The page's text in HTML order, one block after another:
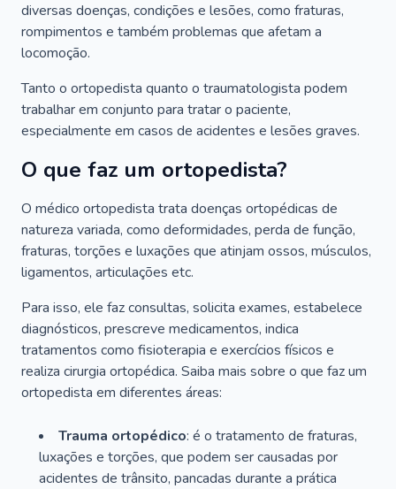
diversas doenças, condições e lesões, como fraturas,
rompimentos e também problemas que afetam a
locomoção.
Tanto o ortopedista quanto o traumatologista podem
trabalhar em conjunto para tratar o paciente,
especialmente em casos de acidentes e lesões graves.
O que faz um ortopedista?
O médico ortopedista trata doenças ortopédicas de
natureza variada, como deformidades, perda de função,
fraturas, torções e luxações que atinjam ossos, músculos,
ligamentos, articulações etc.
Para isso, ele faz consultas, solicita exames, estabelece
diagnósticos, prescreve medicamentos, indica
tratamentos como fisioterapia e exercícios físicos e
realiza cirurgia ortopédica. Saiba mais sobre o que faz um
ortopedista em diferentes áreas:
Trauma ortopédico: é o tratamento de fraturas,
luxações e torções, que podem ser causadas por
acidentes de trânsito, pancadas durante a prática